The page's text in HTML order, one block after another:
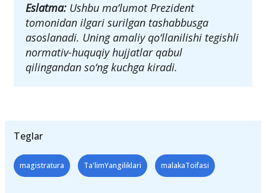
Eslatma: Ushbu ma’lumot Prezident
tomonidan ilgari surilgan tashabbusga
asoslanadi. Uning amaliy qo‘llanilishi tegishli
normativ-huquqiy hujjatlar qabul
qilingandan so‘ng kuchga kiradi.
Teglar
magistratura Ta'limYangiliklari malakaToifasi